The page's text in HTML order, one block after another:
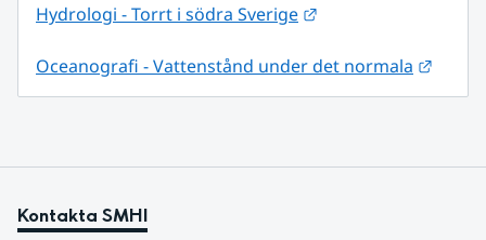
Hydrologi - Torrt i södra Sverige
Oceanografi - Vattenstånd under det normala
Kontakta SMHI